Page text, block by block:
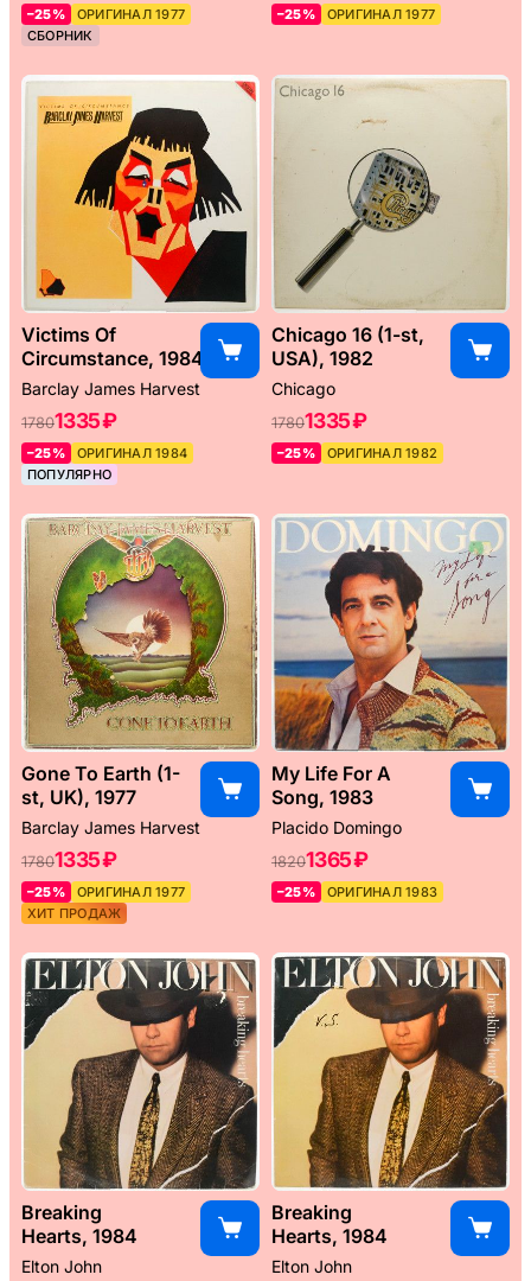
–25%
ОРИГИНАЛ 1977
СБОРНИК
–25% ОРИГИНАЛ 1977
Victims Of
Circumstance, 1984
Barclay James Harvest
17801335 ₽
–25%
ОРИГИНАЛ 1984
ПОПУЛЯРНО
Chicago 16 (1-st,
USA), 1982
Chicago
17801335 ₽
–25% ОРИГИНАЛ 1982
Gone To Earth (1-
st, UK), 1977
Barclay James Harvest
17801335 ₽
–25%
ОРИГИНАЛ 1977
ХИТ ПРОДАЖ
My Life For A
Song, 1983
Placido Domingo
18201365 ₽
–25% ОРИГИНАЛ 1983
Breaking
Hearts, 1984
Elton John
Breaking
Hearts, 1984
Elton John